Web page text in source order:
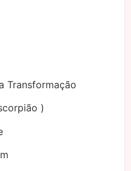
Transformação
)